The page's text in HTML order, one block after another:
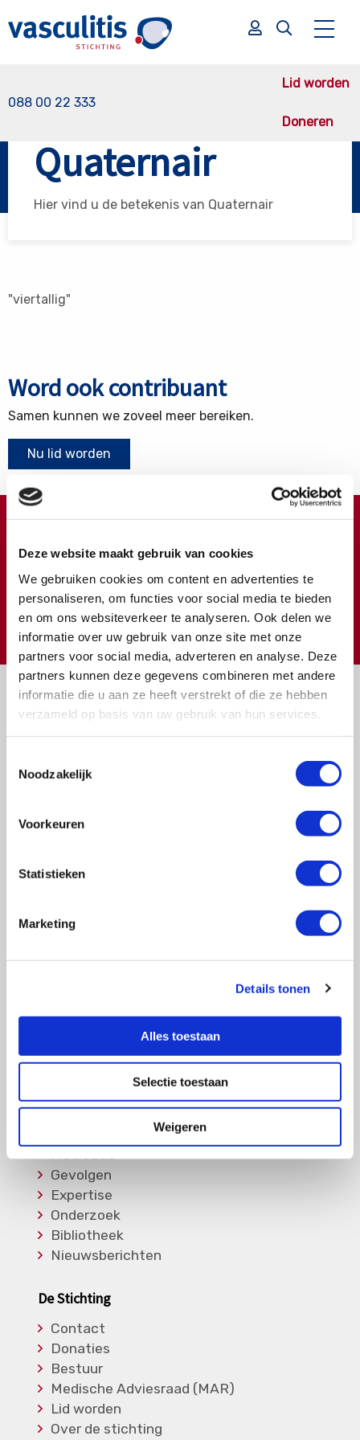
Deze website maakt gebruik van cookies
We gebruiken cookies om content en advertenties te
personaliseren, om functies voor social media te bieden
en om ons websiteverkeer te analyseren. Ook delen we
informatie over uw gebruik van onze site met onze
partners voor social media, adverteren en analyse. Deze
partners kunnen deze gegevens combineren met andere
informatie die u aan ze heeft verstrekt of die ze hebben
verzameld op basis van uw gebruik van hun services.
Noodzakelijk
Voorkeuren
Statistieken
Marketing
Details tonen
Alles toestaan
Selectie toestaan
Weigeren
088 00 22 333
Lid worden
Doneren
Zoek
Zoek
Quaternair
Hier vind u de betekenis van Quaternair
"viertallig"
Word ook contribuant
Samen kunnen we zoveel meer bereiken.
Nu lid worden
Meer weten over wat we met uw extra gift doen?
Klik hier
€ Doneer
Vragen?
of bel ons op:
Ziektebeelden
EGPA
RCA
Overige Vasculitiden
Informatie
Soorten Vasculitis
Medicatie
Gevolgen
Expertise
Onderzoek
Bibliotheek
Nieuwsberichten
De Stichting
Contact
Donaties
Bestuur
Medische Adviesraad (MAR)
Lid worden
Over de stichting